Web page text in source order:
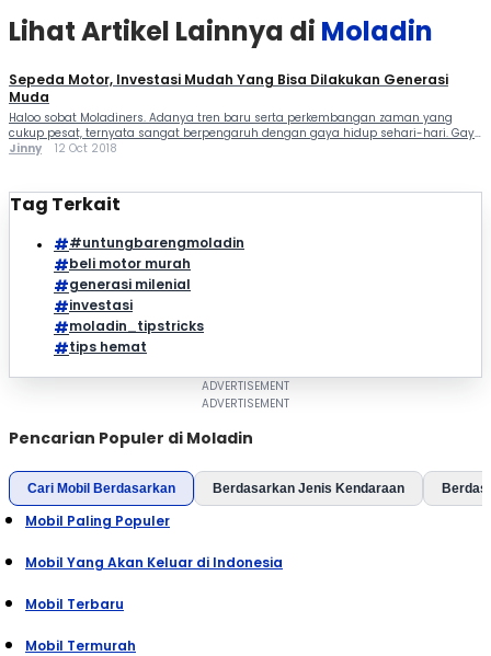
Lihat Artikel Lainnya di Moladin
Sepeda Motor, Investasi Mudah Yang Bisa Dilakukan Generasi
Muda
Haloo sobat Moladiners. Adanya tren baru serta perkembangan zaman yang
cukup pesat, ternyata sangat berpengaruh dengan gaya hidup sehari-hari. Gaya
hidup mewah seringkali dijadikan kiblat agar tetap terlihat up-to-date. Tak
sekarang tidak memiliki investasi […]
Jinny 12 Oct 2018
Tag Terkait
#untungbarengmoladin
beli motor murah
generasi milenial
investasi
moladin_tipstricks
tips hemat
Pencarian Populer di Moladin
Cari Mobil Berdasarkan Berdasarkan Jenis Kendaraan
Mobil Paling Populer
Mobil Yang Akan Keluar di Indonesia
Mobil Terbaru
Mobil Termurah